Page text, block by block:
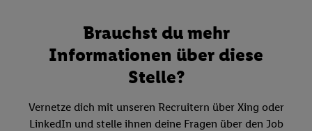
Brauchst du mehr
Informationen über diese
Stelle?
Vernetze dich mit unseren Recruitern über Xing oder
LinkedIn und stelle ihnen deine Fragen über den Job